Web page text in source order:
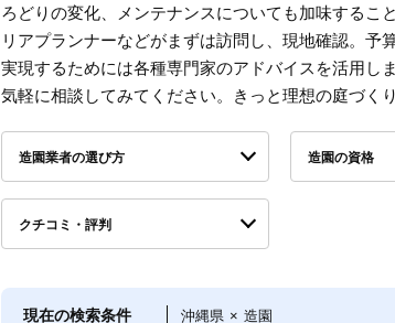
ろどりの変化、メンテナンスについても加味するこ
リアプランナーなどがまずは訪問し、現地確認。
実現するためには各種専門家のアドバイスを活用し
気軽に相談してみてください。きっと理想の庭づく
造園業者の選び方 造園の資格
クチコミ・評判
現在の検索条件 沖縄県 × 造園